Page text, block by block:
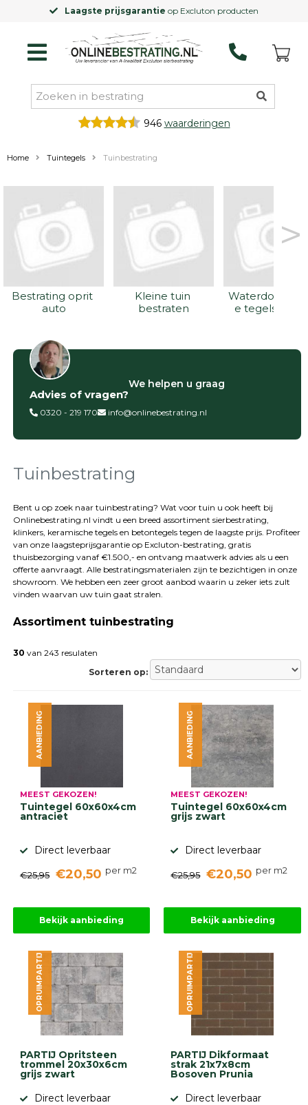
producten Gratis levering
946 waarderingen
Home Tuintegels Tuinbestrating
Bestrating oprit
auto
Kleine tuin
bestraten
e tegels
>
Filter op
Categorieën
Betontegels
tegels
Natuursteen
Terrastegels
Tuintegels
Stoeptegels
Buitentegels
Balkontegels
Sierbestrating
Gebakken
Sierbestrating
Wildverband
bestrating
Muurelementen
Straatklinkers
Betonbanden
Palissades
Stapelblokken
Tuinaarde
betonelementen
Overig
Kunstgras
Aanbiedingen
Compleet
(informatie)
Advies of vragen?
We helpen u graag
0320 - 219 170 info@onlinebestrating.nl
Tuinbestrating
Bent u op zoek naar tuinbestrating? Wat voor tuin u ook heeft bij
Onlinebestrating.nl vindt u een breed assortiment sierbestrating,
klinkers, keramische tegels en betontegels tegen de laagste prijs. Profiteer
van onze laagsteprijsgarantie op Excluton-bestrating, gratis
thuisbezorging vanaf €1.500,- en ontvang maatwerk advies als u een
offerte aanvraagt. Alle bestratingsmaterialen zijn te bezichtigen in onze
showroom. We hebben een zeer groot aanbod waarin u zeker iets zult
vinden waarvan uw tuin gaat stralen.
Assortiment tuinbestrating
30 van 243 resulaten
Sorteren op:
MEEST GEKOZEN!
Tuintegel 60x60x4cm
antraciet
Direct leverbaar
€25,95 €20,50 per m2
AANBIEDING
Bekijk aanbieding
MEEST GEKOZEN!
Tuintegel 60x60x4cm
grijs zwart
Direct leverbaar
€25,95 €20,50 per m2
AANBIEDING
Bekijk aanbieding
PARTIJ Opritsteen
trommel 20x30x6cm
grijs zwart
Direct leverbaar
OPRUIMPARTIJ
PARTIJ Dikformaat
strak 21x7x8cm
Bosoven Prunia
Direct leverbaar
OPRUIMPARTIJ